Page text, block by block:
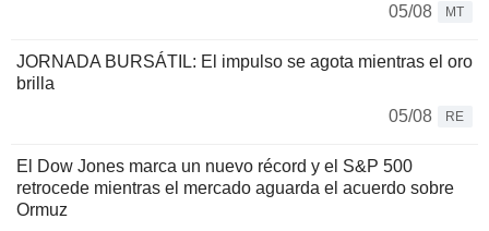
05/08
MT
JORNADA BURSÁTIL: El impulso se agota mientras el oro
brilla
05/08
RE
El Dow Jones marca un nuevo récord y el S&P 500
retrocede mientras el mercado aguarda el acuerdo sobre
Ormuz